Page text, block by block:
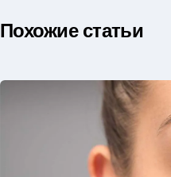
Похожие статьи